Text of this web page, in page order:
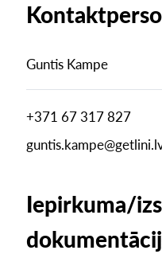
Guntis Kampe
+371 67 317 827
Iepirkuma/